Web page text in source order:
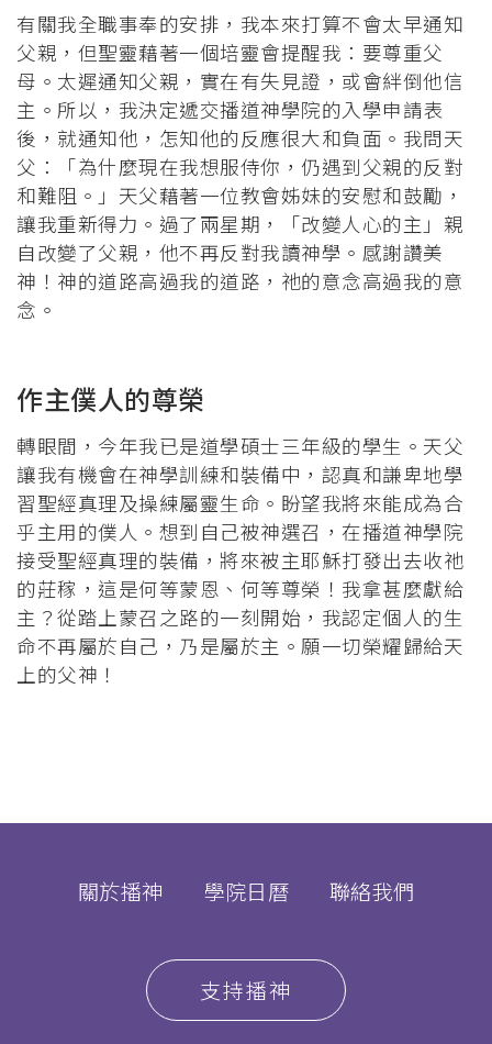
有關我全職事奉的安排，我本來打算不會太早通知
父親，但聖靈藉著一個培靈會提醒我：要尊重父
母。太遲通知父親，實在有失見證，或會絆倒他信
主。所以，我決定遞交播道神學院的入學申請表
後，就通知他，怎知他的反應很大和負面。我問天
父：「為什麼現在我想服侍你，仍遇到父親的反對
和難阻。」天父藉著一位教會姊妹的安慰和鼓勵，
讓我重新得力。過了兩星期，「改變人心的主」親
自改變了父親，他不再反對我讀神學。感謝讚美
神！神的道路高過我的道路，祂的意念高過我的意
念。
作主僕人的尊榮
轉眼間，今年我已是道學碩士三年級的學生。天父
讓我有機會在神學訓練和裝備中，認真和謙卑地學
習聖經真理及操練屬靈生命。盼望我將來能成為合
乎主用的僕人。想到自己被神選召，在播道神學院
接受聖經真理的裝備，將來被主耶穌打發出去收祂
的莊稼，這是何等蒙恩、何等尊榮！我拿甚麼獻給
主？從踏上蒙召之路的一刻開始，我認定個人的生
命不再屬於自己，乃是屬於主。願一切榮耀歸給天
上的父神！
關於播神 學院日曆 聯絡我們
支持播神